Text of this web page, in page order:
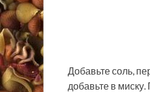
Добавьте соль,
добавьте в